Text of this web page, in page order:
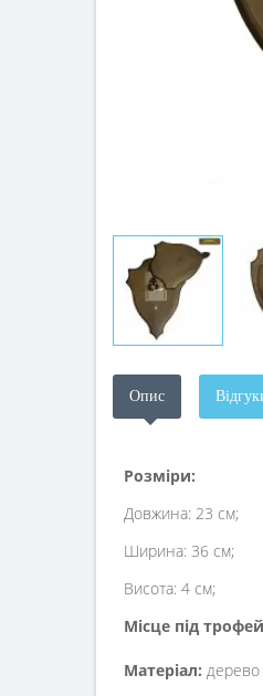
Опис
Розміри:
Довжина: 23 см;
Ширина: 36 см;
Висота: 4 см;
Місце під
Матеріал: дерево